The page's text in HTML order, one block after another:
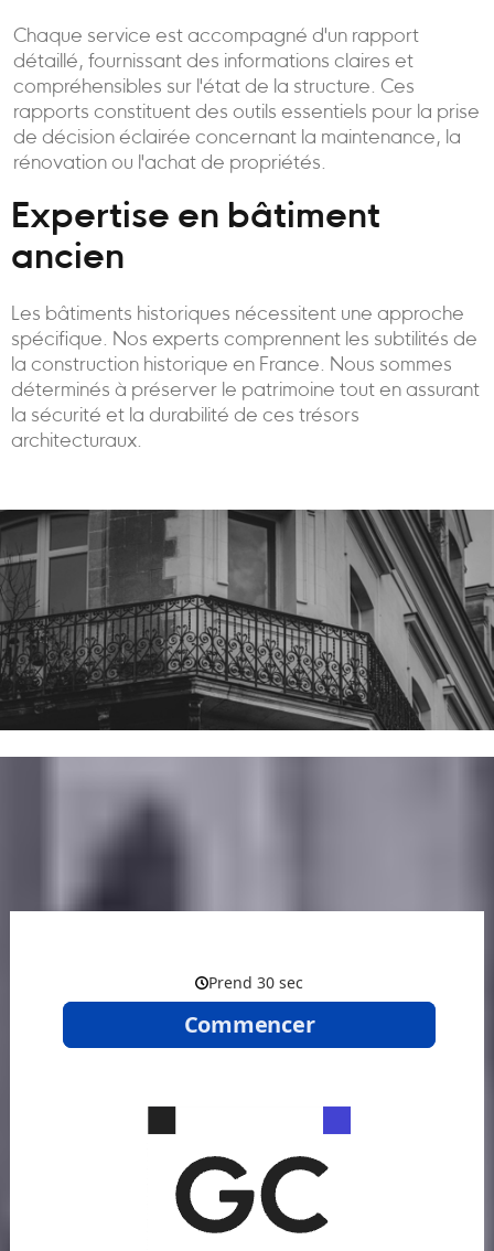
Chaque service est accompagné d'un rapport
détaillé, fournissant des informations claires et
compréhensibles sur l'état de la structure. Ces
rapports constituent des outils essentiels pour la prise
de décision éclairée concernant la maintenance, la
rénovation ou l'achat de propriétés.
Expertise en bâtiment
ancien
Les bâtiments historiques nécessitent une approche
spécifique. Nos experts comprennent les subtilités de
la construction historique en France. Nous sommes
déterminés à préserver le patrimoine tout en assurant
la sécurité et la durabilité de ces trésors
architecturaux.